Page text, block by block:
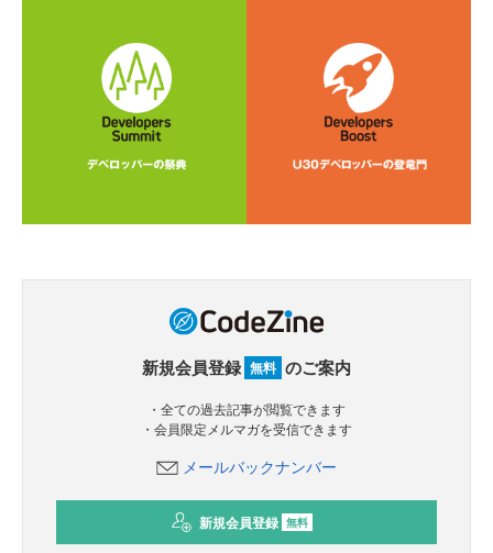
新規会員登録 無料 のご案内
・全ての過去記事が閲覧できます
・会員限定メルマガを受信できます
メールバックナンバー
新規会員登録 無料